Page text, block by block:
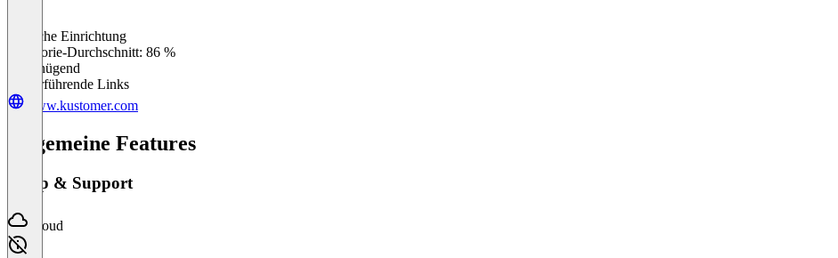
Einfache Einrichtung
Kategorie-Durchschnitt: 86 %
Ungenügend
Weiterführende Links
www.kustomer.com
Allgemeine Features
Setup & Support
Cloud